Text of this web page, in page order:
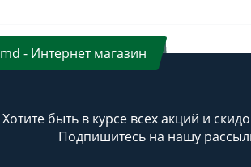
- Интернет магазин
Хотите быть в курсе всех акций и
Подпишитесь на нашу